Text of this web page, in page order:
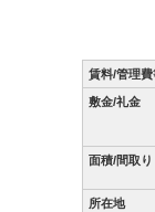
賃料/管理費
敷金/礼金
面積/間取り
所在地